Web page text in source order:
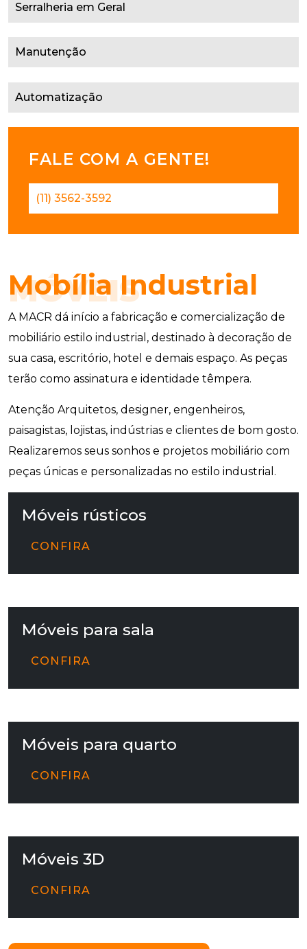
Serralheria em Geral
Manutenção
Automatização
FALE COM A GENTE!
(11) 3562-3592
MÓVEIS
Mobília Industrial
A MACR dá início a fabricação e comercialização de
mobiliário estilo industrial, destinado à decoração de
sua casa, escritório, hotel e demais espaço. As peças
terão como assinatura e identidade têmpera.
Atenção Arquitetos, designer, engenheiros,
paisagistas, lojistas, indústrias e clientes de bom gosto.
Realizaremos seus sonhos e projetos mobiliário com
peças únicas e personalizadas no estilo industrial.
Móveis rústicos
CONFIRA
Móveis para sala
CONFIRA
Móveis para quarto
CONFIRA
Móveis 3D
CONFIRA